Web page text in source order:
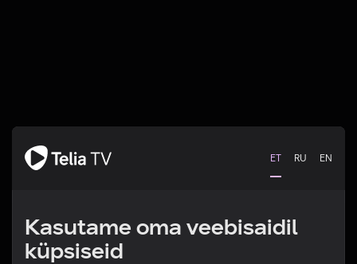
ET RU EN
Kasutame oma veebisaidil
küpsiseid